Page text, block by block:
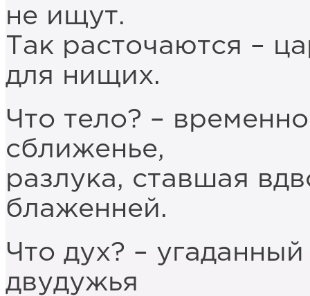
не ищут.
Так расточаются –
для нищих.
Что тело? –
сближенье,
разлука, ставшая
блаженней.
Что дух? –
двудужья